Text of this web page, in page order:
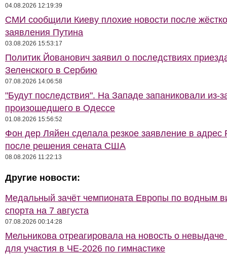
04.08.2026 12:19:39
СМИ сообщили Киеву плохие новости после
заявления Путина
03.08.2026 15:53:17
Политик Йованович заявил о последствиях
Зеленского в Сербию
07.08.2026 14:06:58
"Будут последствия". На Западе запаниковали из-
произошедшего в Одессе
01.08.2026 15:56:52
Фон дер Ляйен сделала резкое заявление в адрес
после решения сената США
08.08.2026 11:22:13
Другие новости:
Медальный зачёт чемпионата Европы по водным
спорта на 7 августа
07.08.2026 00:14:28
Мельникова отреагировала на новость о невыдаче
для участия в ЧЕ-2026 по гимнастике